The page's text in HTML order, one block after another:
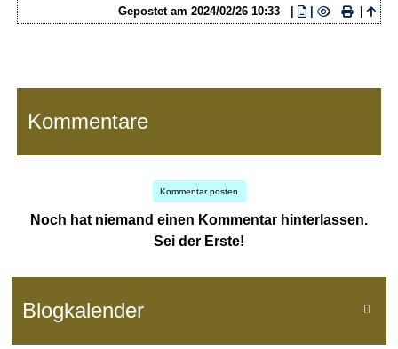

Blogkalender
Gepostet am 2024/02/26 10:33 | |
Kommentare
Kommentar posten
Noch hat niemand einen Kommentar hinterlassen.
Sei der Erste!